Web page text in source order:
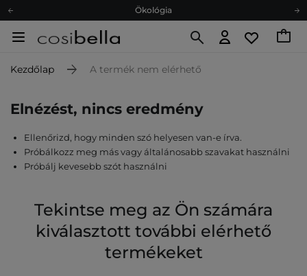
Ökológia
Hűségprogram
Ajándékkártya
Kezdőlap A termék nem elérhető
Elnézést, nincs eredmény
Ellenőrizd, hogy minden szó helyesen van-e írva.
Próbálkozz meg más vagy általánosabb szavakat használni
Próbálj kevesebb szót használni
Tekintse meg az Ön számára
kiválasztott további elérhető
termékeket